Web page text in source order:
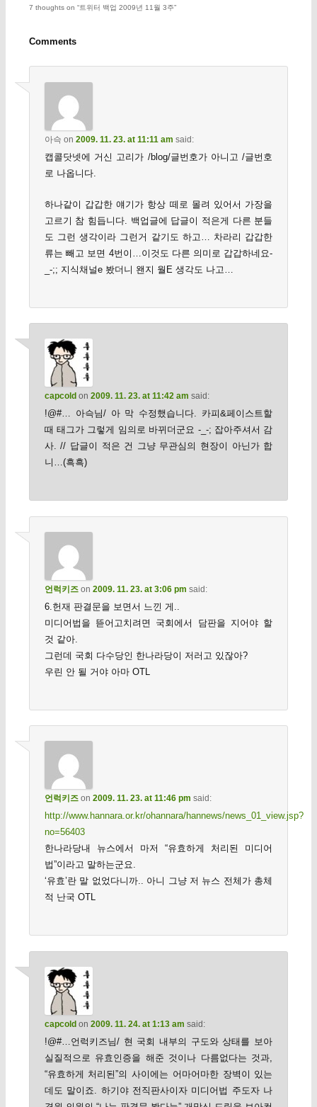
7 thoughts on “트위터 백업 2009년 11월 3주”
Comments
아슥 on 2009. 11. 23. at 11:11 am said:
캡콜닷넷에 거신 고리가 /blog/글번호가 아니고 /글번호
로 나옵니다.
하나같이 갑갑한 얘기가 항상 떼로 몰려 있어서 가장을
고르기 참 힘듭니다. 백업글에 답글이 적은게 다른 분들
도 그런 생각이라 그런거 같기도 하고… 차라리 갑갑한
류는 빼고 보면 4번이…이것도 다른 의미로 갑갑하네요-
_-;; 지식채널e 봤더니 왠지 월E 생각도 나고…
capcold on 2009. 11. 23. at 11:42 am said:
!@#… 아슥님/ 아 막 수정했습니다. 카피&페이스트할
때 태그가 그렇게 임의로 바뀌더군요 -_-; 잡아주셔서 감
사. // 답글이 적은 건 그냥 무관심의 현장이 아닌가 합
니…(흑흑)
언럭키즈on 2009. 11. 23. at 3:06 pm said:
6.헌재 판결문을 보면서 느낀 게..
미디어법을 뜯어고치려면 국회에서 담판을 지어야 할
것 같아.
그런데 국회 다수당인 한나라당이 저러고 있잖아?
우린 안 될 거야 아마 OTL
언럭키즈on 2009. 11. 23. at 11:46 pm said:
http://www.hannara.or.kr/ohannara/hannews/news_01_view.jsp?
no=56403
한나라당내 뉴스에서 마저 “유효하게 처리된 미디어
법”이라고 말하는군요.
‘유효’란 말 없었다니까.. 아니 그냥 저 뉴스 전체가 총체
적 난국 OTL
capcoldon 2009. 11. 24. at 1:13 am said:
!@#…언럭키즈님/ 현 국회 내부의 구도와 상태를 보아
실질적으로 유효인증을 해준 것이나 다름없다는 것과,
“유효하게 처리된”의 사이에는 어마어마한 장벽이 있는
데도 말이죠. 하기야 전직판사이자 미디어법 주도자 나